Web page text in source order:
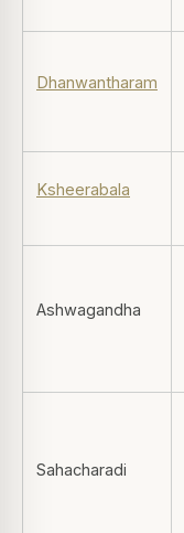
Dhanwantharam
Ksheerabala
Ashwagandha
Sahacharadi